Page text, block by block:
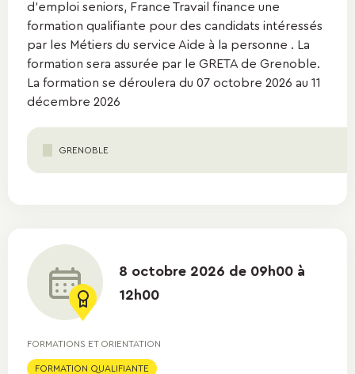
d'emploi seniors, France Travail finance une
formation qualifiante pour des candidats intéressés
par les Métiers du service Aide à la personne . La
formation sera assurée par le GRETA de Grenoble.
La formation se déroulera du 07 octobre 2026 au 11
décembre 2026
GRENOBLE
8 octobre 2026 de 09h00 à
12h00
FORMATIONS ET ORIENTATION
FORMATION QUALIFIANTE